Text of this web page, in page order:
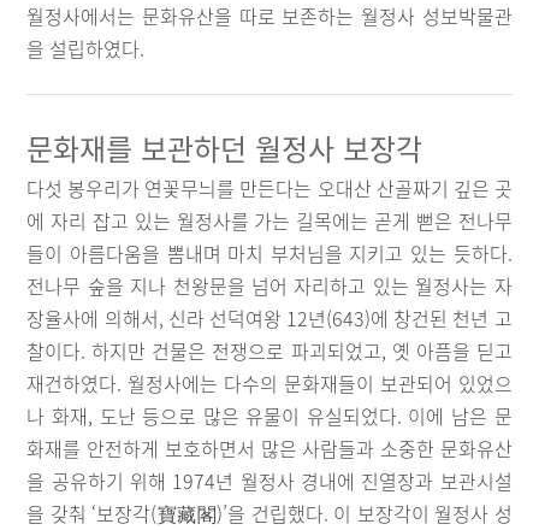
월정사에서는 문화유산을 따로 보존하는 월정사 성보박물관
을 설립하였다.
문화재를 보관하던 월정사 보장각
다섯 봉우리가 연꽃무늬를 만든다는 오대산 산골짜기 깊은 곳
에 자리 잡고 있는 월정사를 가는 길목에는 곧게 뻗은 전나무
들이 아름다움을 뽐내며 마치 부처님을 지키고 있는 듯하다.
전나무 숲을 지나 천왕문을 넘어 자리하고 있는 월정사는 자
장율사에 의해서, 신라 선덕여왕 12년(643)에 창건된 천년 고
찰이다. 하지만 건물은 전쟁으로 파괴되었고, 옛 아픔을 딛고
재건하였다. 월정사에는 다수의 문화재들이 보관되어 있었으
나 화재, 도난 등으로 많은 유물이 유실되었다. 이에 남은 문
화재를 안전하게 보호하면서 많은 사람들과 소중한 문화유산
을 공유하기 위해 1974년 월정사 경내에 진열장과 보관시설
을 갖춰 ‘보장각(寶藏閣)’을 건립했다. 이 보장각이 월정사 성